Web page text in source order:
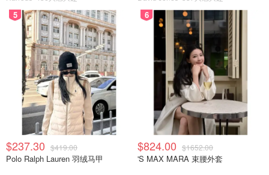
5
$237.30 $419.00
Polo Ralph Lauren 羽绒马甲
6
$824.00 $1652.00
'S MAX MARA 束腰外套